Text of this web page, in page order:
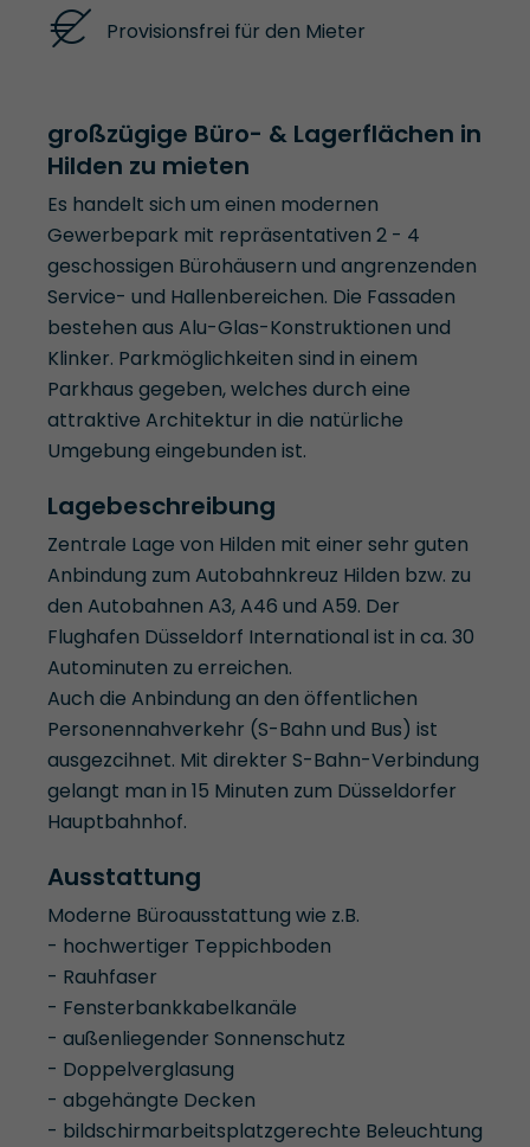
Provisionsfrei für den Mieter
großzügige Büro- & Lagerflächen in
Hilden zu mieten
Es handelt sich um einen modernen
Gewerbepark mit repräsentativen 2 - 4
geschossigen Bürohäusern und angrenzenden
Service- und Hallenbereichen. Die Fassaden
bestehen aus Alu-Glas-Konstruktionen und
Klinker. Parkmöglichkeiten sind in einem
Parkhaus gegeben, welches durch eine
attraktive Architektur in die natürliche
Umgebung eingebunden ist.
Lagebeschreibung
Zentrale Lage von Hilden mit einer sehr guten
Anbindung zum Autobahnkreuz Hilden bzw. zu
den Autobahnen A3, A46 und A59. Der
Flughafen Düsseldorf International ist in ca. 30
Autominuten zu erreichen.
Auch die Anbindung an den öffentlichen
Personennahverkehr (S-Bahn und Bus) ist
ausgezcihnet. Mit direkter S-Bahn-Verbindung
gelangt man in 15 Minuten zum Düsseldorfer
Hauptbahnhof.
Ausstattung
Moderne Büroausstattung wie z.B.
- hochwertiger Teppichboden
- Rauhfaser
- Fensterbankkabelkanäle
- außenliegender Sonnenschutz
- Doppelverglasung
- abgehängte Decken
- bildschirmarbeitsplatzgerechte Beleuchtung